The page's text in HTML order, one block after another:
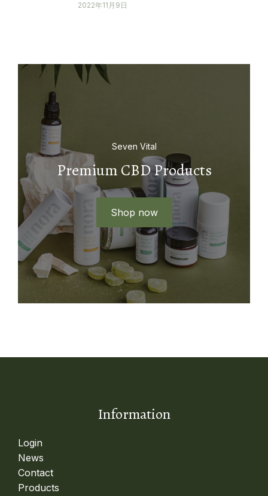
2022年11月9日
Seven Vital
Premium CBD Products
Shop now
Information
Login
News
Contact
Products